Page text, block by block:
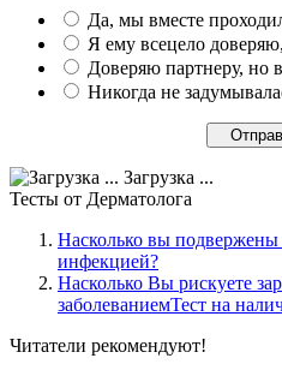
Да, мы вместе
Я ему всецело
Доверяю партнеру, но
Никогда не
Загрузка ...
Тесты от Дерматолога
Насколько вы подвержены
инфекцией?
Насколько Вы рискуете
заболеваниемТест на
Читатели рекомендуют!